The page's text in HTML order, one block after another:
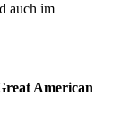
auch im
American